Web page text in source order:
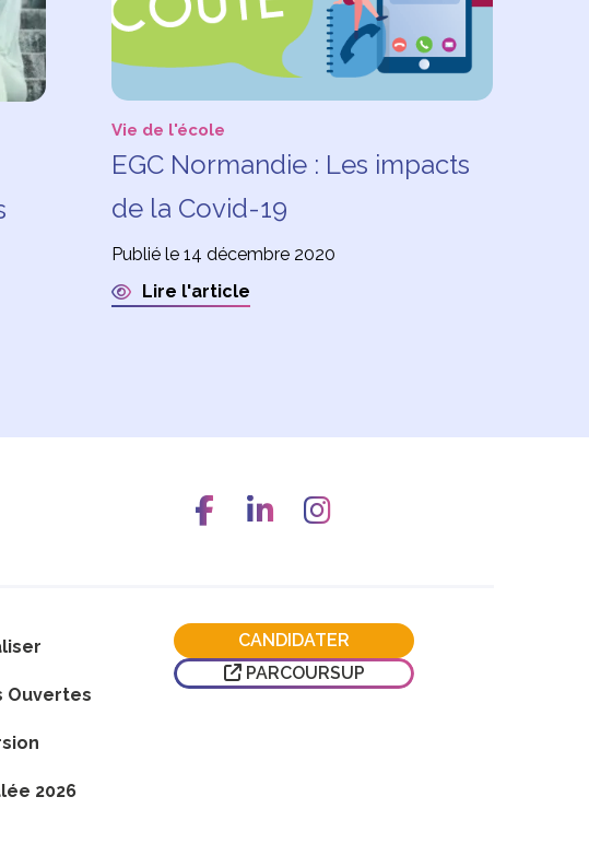
Vie de l'école
EGC Normandie : Les impacts
de la Covid-19
Publié le 14 décembre 2020
Lire l'article
Ouvertes
2026
CANDIDATER
PARCOURSUP